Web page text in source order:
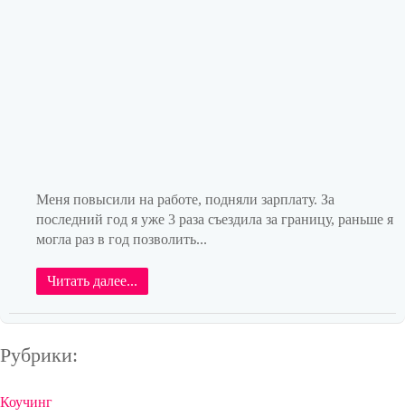
Меня повысили на работе, подняли зарплату. За
последний год я уже 3 раза съездила за границу, раньше я
могла раз в год позволить...
Читать далее...
Рубрики:
Коучинг